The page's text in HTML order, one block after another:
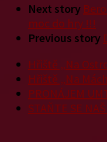
Next story
moc do hry !!!
Previous story
Hřiště „Na
Hřiště „Na
PRONÁJEM
STAŇTE SE